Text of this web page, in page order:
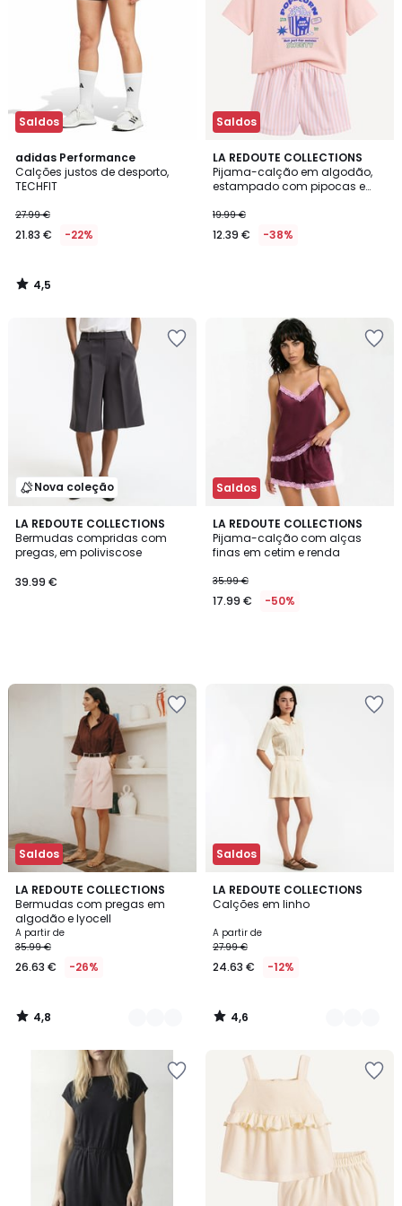
Saldos
adidas Performance
Calções justos de desporto,
TECHFIT
27.99 €
21.83 € -22%
4,5
/ 5
4,5
/
Saldos
LA REDOUTE COLLECTIONS
Pijama-calção em algodão,
estampado com pipocas e
19.99 €
12.39 € -38%
Nova coleção
LA REDOUTE COLLECTIONS
Bermudas compridas com
pregas, em poliviscose
39.99 €
Saldos
LA REDOUTE COLLECTIONS
Pijama-calção com alças
finas em cetim e renda
35.99 €
17.99 € -50%
Saldos
LA REDOUTE COLLECTIONS
Bermudas com pregas em
algodão e lyocell
A partir de
35.99 €
26.63 € -26%
4,8
/ 5
2
Cores
4,8
/
Saldos
LA REDOUTE COLLECTIONS
Calções em linho
A partir de
27.99 €
24.63 € -12%
4,6
/ 5
2
Cores
4,6
/